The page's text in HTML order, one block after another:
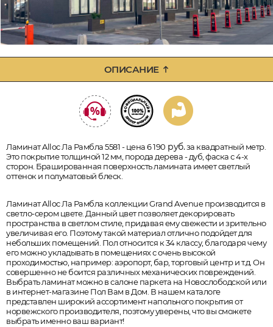
ОПИСАНИЕ
Ламинат Alloc Ла Рамбла 5581 - цена 6 190 руб.за квадратный метр.
Это покрытие толщиной 12 мм, порода дерева - дуб, фаска с 4-х
сторон. Брашированная поверхность ламината имеет светлый
оттенок и полуматовый блеск.
Ламинат Alloc Ла Рамбла коллекции Grand Avenue производится в
светло-сером цвете. Данный цвет позволяет декорировать
пространства в светлом стиле, придавая ему свежести и зрительно
увеличивая его. Поэтому такой материал отлично подойдет для
небольших помещений. Пол относится к 34 классу, благодаря чему
его можно укладывать в помещениях с очень высокой
проходимостью, например: аэропорт, бар, торговый центр и т.д. Он
совершенно не боится различных механических повреждений.
Выбрать ламинат можно в салоне паркета на Новослободской или
в интернет-магазине Пол Вам в Дом. В нашем каталоге
представлен широкий ассортимент напольного покрытия от
норвежского производителя, поэтому уверены, что вы сможете
выбрать именно ваш вариант!